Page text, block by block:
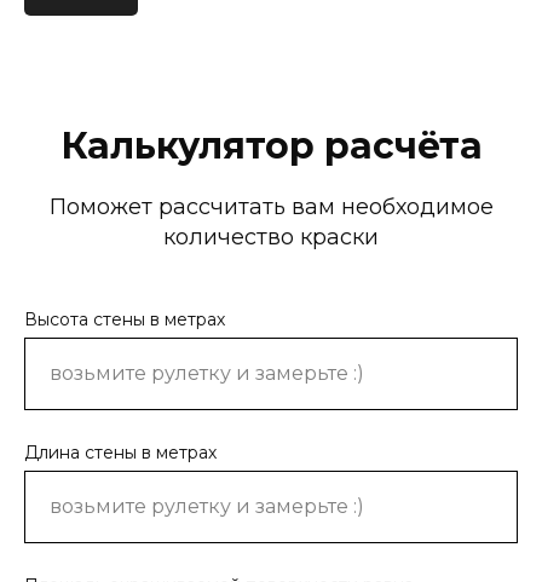
Калькулятор расчёта
Поможет рассчитать вам необходимое
количество краски
Высота стены в метрах
Длина стены в метрах